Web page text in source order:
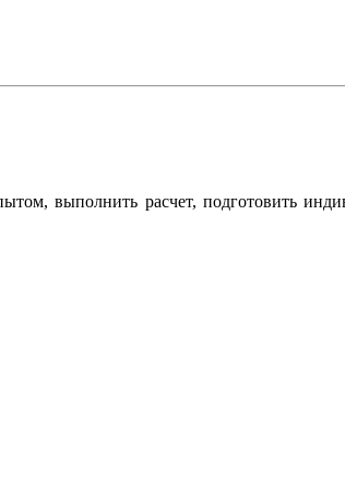
выполнить расчет, подготовить